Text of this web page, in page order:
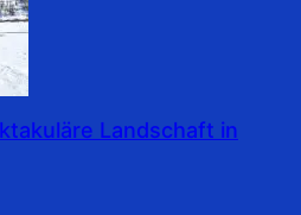
Landschaft in